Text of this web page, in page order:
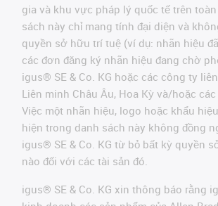
gia và khu vực pháp lý quốc tế trên
sách này chỉ mang tính đại diện và
quyền sở hữu trí tuệ (ví dụ: nhãn hiệu
các đơn đăng ký nhãn hiệu đang chờ
igus® SE & Co. KG hoặc các công ty
Liên minh Châu Âu, Hoa Kỳ và/hoặc các
Việc một nhãn hiệu, logo hoặc khẩu
hiện trong danh sách này không đồng
igus® SE & Co. KG từ bỏ bất kỳ quyền
nào đối với các tài sản đó.
igus® SE & Co. KG xin thông báo rằng